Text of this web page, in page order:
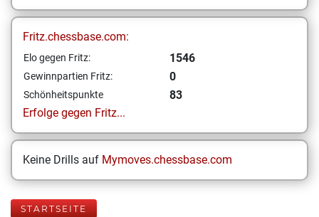
Fritz.chessbase.com:
Elo gegen Fritz: 1546
Gewinnpartien Fritz: 0
Schönheitspunkte
83
Erfolge gegen Fritz...
Keine Drills auf Mymoves.chessbase.com
STARTSEITE